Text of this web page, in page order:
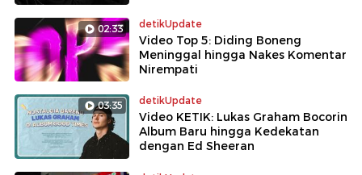
02:33 detikUpdate
Video Top 5: Diding Boneng
Meninggal hingga Nakes Komentar
Nirempati
03:35 detikUpdate
Video KETIK: Lukas Graham Bocorin
Album Baru hingga Kedekatan
dengan Ed Sheeran